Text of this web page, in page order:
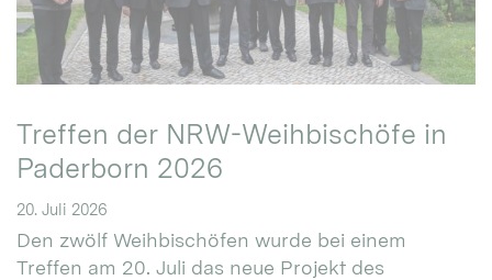
Treffen der NRW-Weihbischöfe in
Paderborn 2026
20. Juli 2026
Den zwölf Weihbischöfen wurde bei einem
Treffen am 20. Juli das neue Projekt des